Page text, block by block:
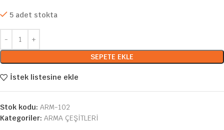
5 adet stokta
SEPETE EKLE
İstek listesine ekle
Stok kodu: ARM-102
Kategoriler: ARMA ÇEŞİTLERİ